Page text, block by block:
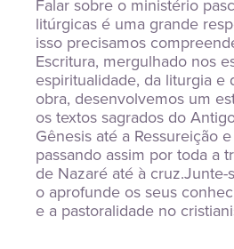
Falar sobre o ministério
litúrgicas é uma grande
isso precisamos
Escritura, mergulhado nos
espiritualidade, da liturgia e
obra, desenvolvemos um
os textos sagrados do
Gênesis até a Ressureição
passando assim por toda a
de Nazaré até à
o aprofunde os seus
e a pastoralidade no